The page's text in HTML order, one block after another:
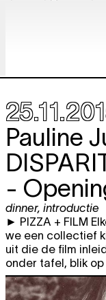
do
10.12
SIC: Public
19:30 - 23:00
film screening
FEBRUARI
do
18.02
Lisa
2 + HOTEL
20:30 première
film screening,
do
25.02
Effi Weiss
20:30
film screening
Pauline
-
dinner, introductie
► PIZZA + FILM
we een collectief
uit die de film
onder tafel, blik